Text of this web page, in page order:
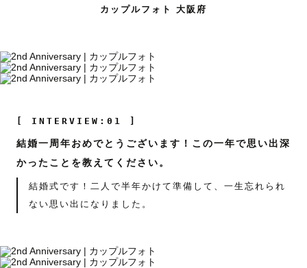
カップルフォト 大阪府
[ INTERVIEW:01 ]
結婚一周年おめでとうございます！この一年で思い出深
かったことを教えてください。
結婚式です！二人で半年かけて準備して、一生忘れられ
ない思い出になりました。